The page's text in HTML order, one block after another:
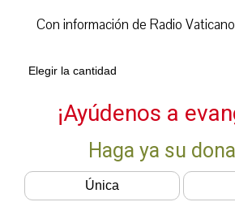
Con información de Radio Vaticano